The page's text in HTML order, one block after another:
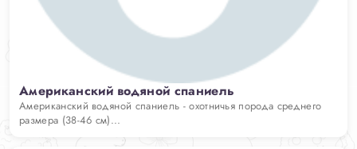
Американский водяной спаниель
Американский водяной спаниель - охотничья порода среднего
размера (38-46 см)...